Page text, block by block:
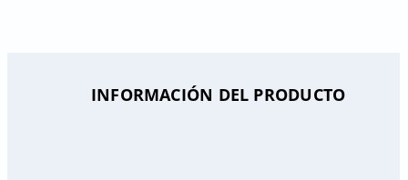
INFORMACIÓN DEL PRODUCTO